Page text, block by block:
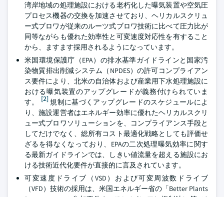
湾岸地域の処理施設における老朽化した曝気装置や空気圧
プロセス機器の交換を加速させており、ヘリカルスクリュ
ー式ブロワが従来のルーツ式ブロワ技術に比べて圧力比が
同等ながらも優れた効率性と可変速度対応性を有すること
から、ますます採用されるようになっています。
米国環境保護庁（EPA）の排水基準ガイドラインと国家汚
染物質排出削減システム（NPDES）の許可コンプライアン
ス要件により、北米の自治体および産業用下水処理施設に
おける曝気装置のアップグレードが義務付けられていま
す。
[2]規制に基づくアップグレードのスケジュールによ
り、施設運営者はエネルギー効率に優れたヘリカルスクリ
ュー式ブロワソリューションを、コンプライアンス手段と
してだけでなく、総所有コスト最適化戦略としても評価せ
ざるを得なくなっており、EPAの二次処理曝気効率に関す
る最新ガイドラインでは、しきい値流量を超える施設にお
ける技術近代化要件が直接的に言及されています。
可変速度ドライブ（VSD）および可変周波数ドライブ
（VFD）技術の採用は、米国エネルギー省の「Better Plants